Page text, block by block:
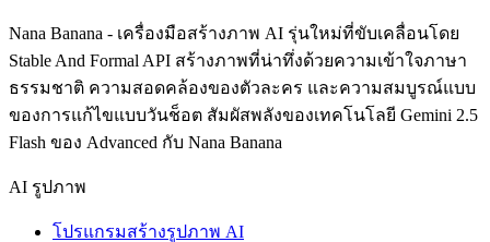
Nana Banana - เครื่องมือสร้างภาพ AI รุ่นใหม่ที่ขับเคลื่อนโดย
Stable And Formal API สร้างภาพที่น่าทึ่งด้วยความเข้าใจภาษา
ธรรมชาติ ความสอดคล้องของตัวละคร และความสมบูรณ์แบบ
ของการแก้ไขแบบวันช็อต สัมผัสพลังของเทคโนโลยี Gemini 2.5
Flash ของ Advanced กับ Nana Banana
AI รูปภาพ
โปรแกรมสร้างรูปภาพ AI